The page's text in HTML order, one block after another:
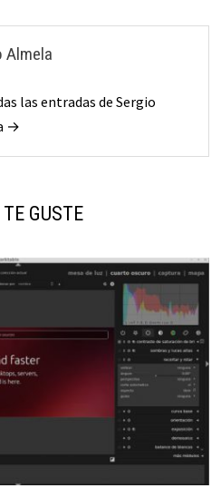
Almela
las entradas de Sergio
→
GUSTE